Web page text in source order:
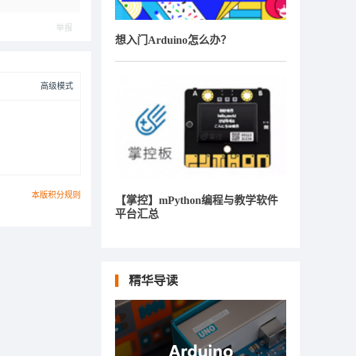
举报
高级模式
本版积分规则
想入门Arduino怎么办？
【掌控】mPython编程与教学软件
平台汇总
精华导读